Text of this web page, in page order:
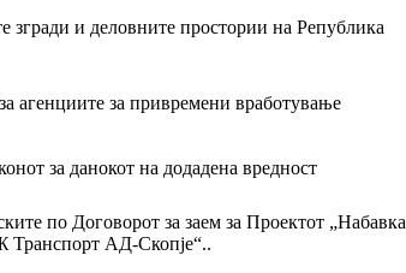
згради и деловните простории на Република
агенциите за привремени вработување
за данокот на додадена вредност
по Договорот за заем за Проектот „Набавка
Транспорт АД-Скопје“..